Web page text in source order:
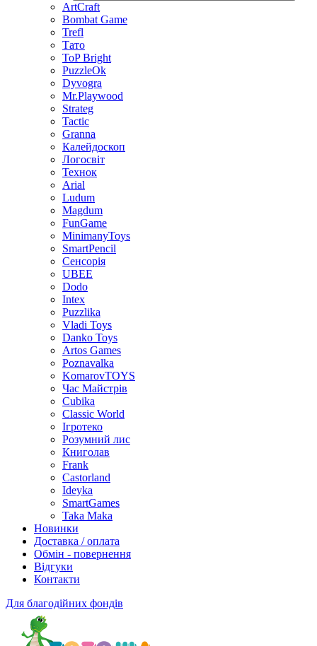
ArtCraft
Bombat Game
Trefl
Тато
ToP Bright
PuzzleOk
Dyvogra
Mr.Playwood
Strateg
Tactic
Granna
Калейдоскоп
Логосвіт
Технок
Arial
Ludum
Magdum
FunGame
MinimanyToys
SmartPencil
Сенсорія
UBEE
Dodo
Intex
Puzzlika
Vladi Toys
Danko Toys
Artos Games
Poznavalka
KomarovTOYS
Час Майстрів
Cubika
Classic World
Ігротеко
Розумний лис
Книголав
Frank
Castorland
Ideyka
SmartGames
Taka Maka
Новинки
Доставка / оплата
Обмін - повернення
Відгуки
Контакти
Для благодійних фондів